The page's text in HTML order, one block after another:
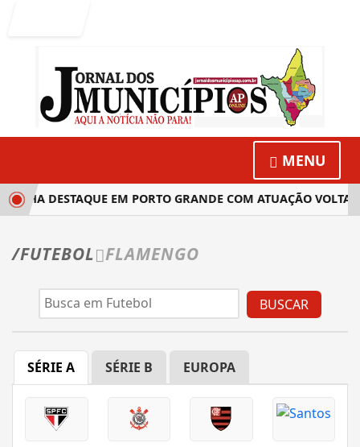
MENU
DESTAQUE EM PORTO GRANDE COM ATUAÇÃO
/FUTEBOL FLAMENGO
BUSCAR
SÉRIE A SÉRIE B EUROPA